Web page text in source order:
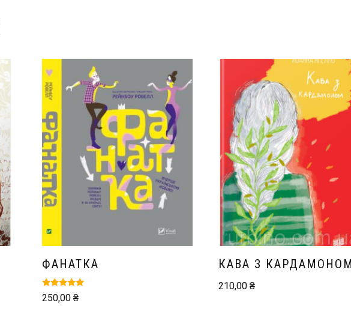
ФАНАТКА
Оцінено в
5.00
250,00 ₴
КАВА З КАРДАМОНОМ
210,00₴